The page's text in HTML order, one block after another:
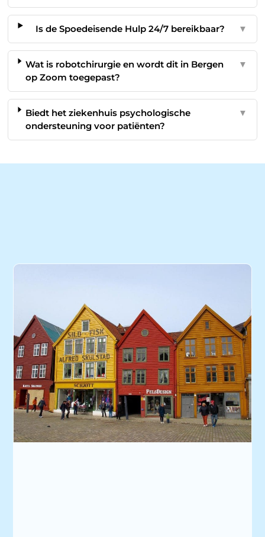
Is de Spoedeisende Hulp 24/7 bereikbaar? ▼
Wat is robotchirurgie en wordt dit in Bergen
op Zoom toegepast?
▼
Biedt het ziekenhuis psychologische
ondersteuning voor patiënten?
▼